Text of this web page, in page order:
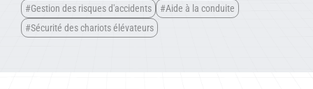
#Gestion des risques d'accidents
#Aide à la conduite
#Sécurité des chariots élévateurs